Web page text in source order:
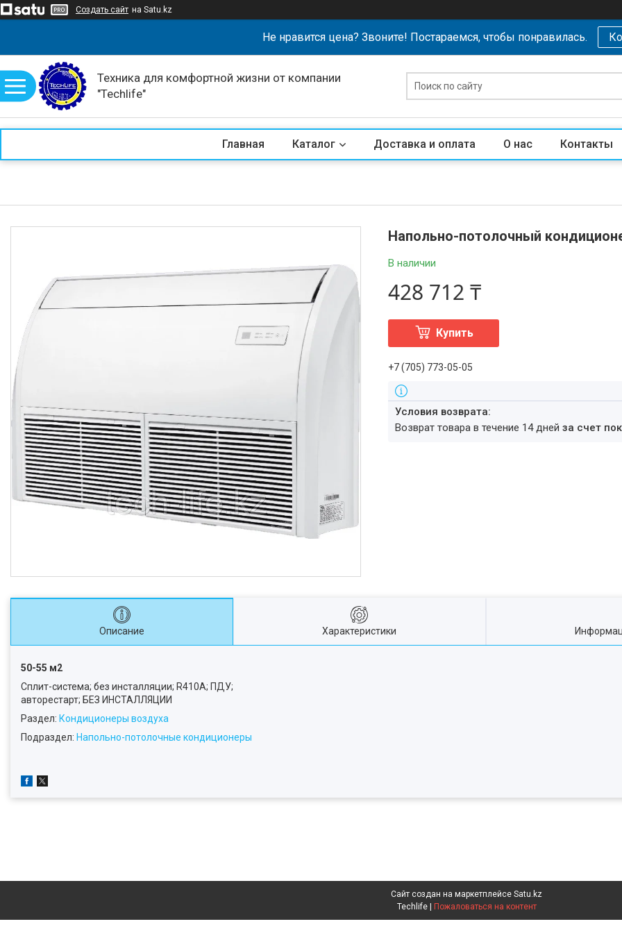
Создать сайт на Satu.kz
Не нравится цена? Звоните! Постараемся, чтобы понравилась.
Техника для комфортной жизни от компании
"Techlife"
Главная Каталог Доставка и оплата О нас Контакты
Напольно-потолочный
В наличии
428 712 ₸
Купить
+7 (705) 773-05-05
возврат товара в течение 14 днейза счет
Описание Характеристики
50-55 м2
Сплит-система; без инсталляции; R410А; ПДУ;
авторестарт; БЕЗ ИНСТАЛЛЯЦИИ
Раздел: Кондиционеры воздуха
Подраздел: Напольно-потолочные кондиционеры
Сайт создан на маркетплейсе Satu.kz
Пожаловаться на контент